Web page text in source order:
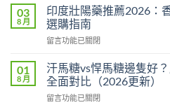
印
度
Viagra
價
比
較、
價
格
2026：
香
哪
裡
最
效
犀
利
士
格
2026：
香
港
03
8 月
印度壯陽藥推薦2026：
選購指南
在
度
壯
陽
藥
留言功能已關閉
01
8 月
汗馬糖vs悍馬糖邊隻好
全面對比（2026更新）
在
留言功能已關閉